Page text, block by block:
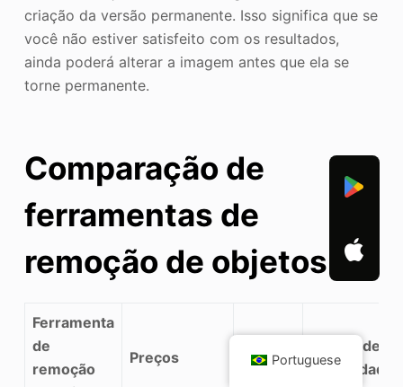
criação da versão permanente. Isso significa que se
você não estiver satisfeito com os resultados,
ainda poderá alterar a imagem antes que ela se
torne permanente.
Comparação de
ferramentas de
remoção de objetos AI
Ferramenta
de
remoção
Preços Eficácia
Facilidade
(dificuldade)
Portuguese